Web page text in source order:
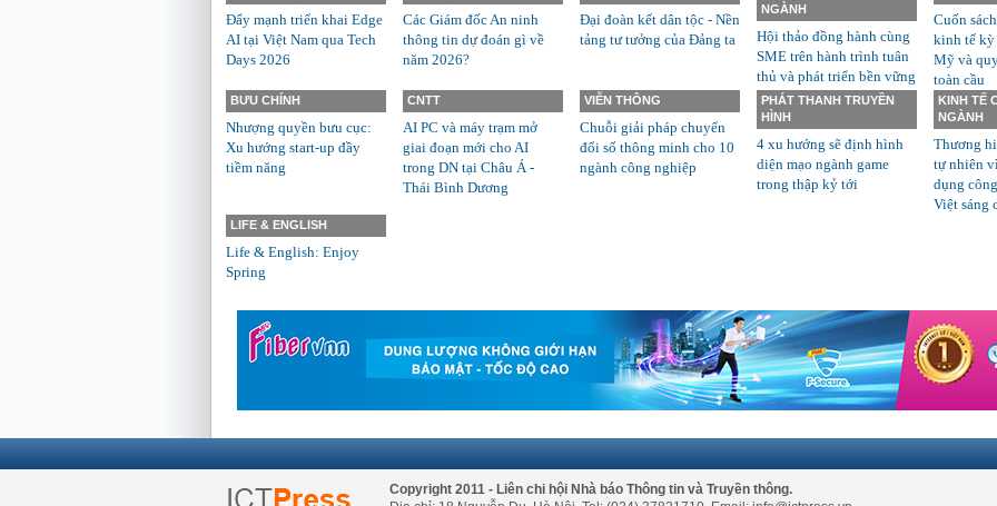
Đẩy mạnh triển khai Edge
AI tại Việt Nam qua Tech
Days 2026
Các Giám đốc An ninh
thông tin dự đoán gì về
năm 2026?
Đại đoàn kết dân tộc - Nền
tảng tư tưởng của Đảng ta
NGÀNH
Hội thảo đồng hành cùng
SME trên hành trình tuân
thủ và phát triển bền vững
Cuốn
kinh tế
Mỹ và
toàn cầu
BƯU CHÍNH
Nhượng quyền bưu cục:
Xu hướng start-up đầy
tiềm năng
CNTT
AI PC và máy trạm mở
giai đoạn mới cho AI
trong DN tại Châu Á -
Thái Bình Dương
VIỄN THÔNG
Chuỗi giải pháp chuyển
đổi số thông minh cho 10
ngành công nghiệp
PHÁT THANH TRUYỀN
HÌNH
4 xu hướng sẽ định hình
diện mạo ngành game
trong thập kỷ tới
KINH TẾ
NGÀNH
Thương
tự nhiên
dụng
Việt sáng
LIFE & ENGLISH
Life & English: Enjoy
Spring
Copyright 2011 - Liên chi hội Nhà báo Thông tin và Truyền thông.